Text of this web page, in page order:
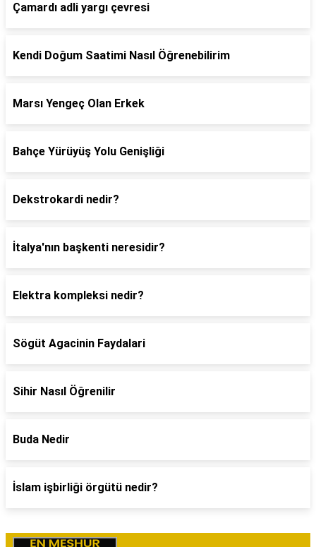
Çamardı adli yargı çevresi
Kendi Doğum Saatimi Nasıl Öğrenebilirim
Marsı Yengeç Olan Erkek
Bahçe Yürüyüş Yolu Genişliği
Dekstrokardi nedir?
İtalya'nın başkenti neresidir?
Elektra kompleksi nedir?
Sögüt Agacinin Faydalari
Sihir Nasıl Öğrenilir
Buda Nedir
İslam işbirliği örgütü nedir?